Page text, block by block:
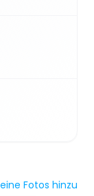
Fotos hinzu